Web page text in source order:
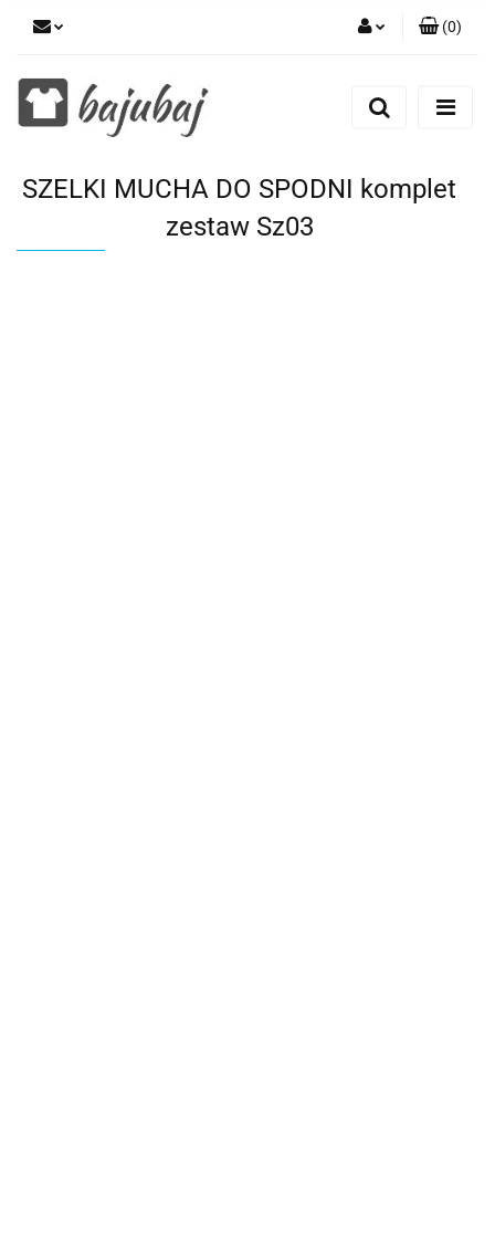
Zarejestruj się
Zgody cookies
(0)
SZELKI MUCHA DO SPODNI komplet
zestaw Sz03